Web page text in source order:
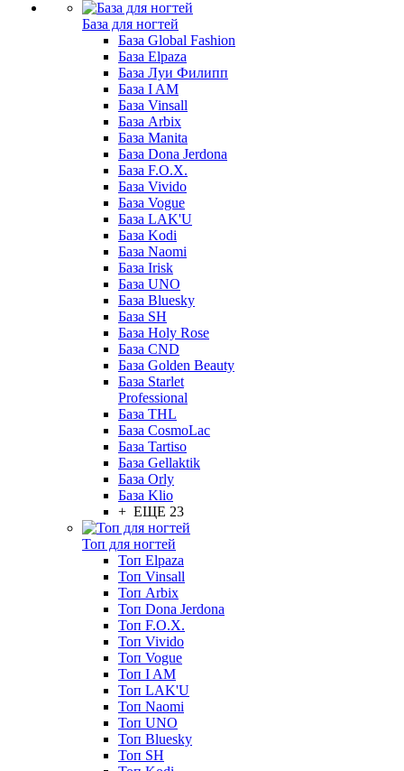
База для ногтей
База Global Fashion
База Elpaza
База Луи Филипп
База I AM
База Vinsall
База Arbix
База Manita
База Dona Jerdona
База F.O.X.
База Vivido
База Vogue
База LAK'U
База Kodi
База Naomi
База Irisk
База UNO
База Bluesky
База SH
База Holy Rose
База CND
База Golden Beauty
База Starlet
Professional
База THL
База CosmoLac
База Tartiso
База Gellaktik
База Orly
База Klio
+ ЕЩЕ 23
Топ для ногтей
Топ Elpaza
Топ Vinsall
Топ Arbix
Топ Dona Jerdona
Топ F.O.X.
Топ Vivido
Топ Vogue
Топ I AM
Топ LAK'U
Топ Naomi
Топ UNO
Топ Bluesky
Топ SH